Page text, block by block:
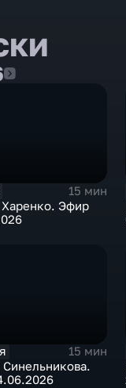
2026
15 мин
Эфир
15 мин
Синельникова.